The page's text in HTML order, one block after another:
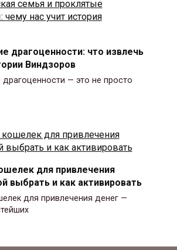
драгоценности: что извлечь
Виндзоров
драгоценности — это не просто
для привлечения
выбрать и как активировать
для привлечения денег —